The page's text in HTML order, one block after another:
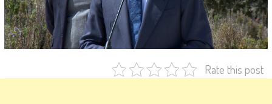
Rate this post